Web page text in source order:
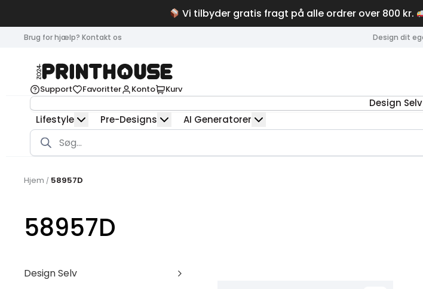
Vi tilbyder gratis fragt på alle ordrer over 800 kr.
Brug for hjælp? Kontakt os Design dit
Support Favoritter Konto Kurv
Design Selv
Lifestyle
Pre-Designs AI Generatorer
Products
search
Hjem / 58957D
58957D
Design Selv